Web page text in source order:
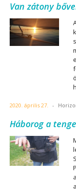
Van zátony
2020. április 27. -
Háborog a